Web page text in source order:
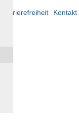
Barrierefreiheit Kontakt